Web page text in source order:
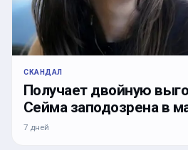
СКАНДАЛ
Получает двойную
Сейма заподозрена в
7 дней